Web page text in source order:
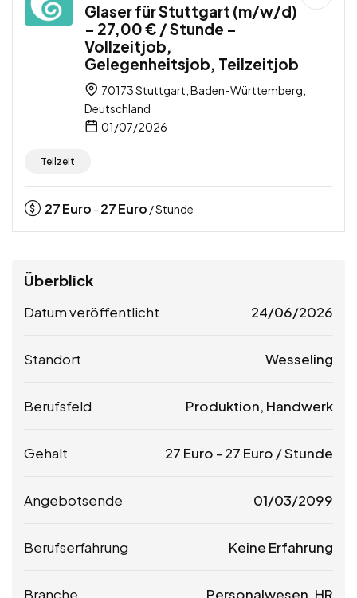
Glaser für Stuttgart (m/w/d)
– 27,00 € / Stunde –
Vollzeitjob,
Gelegenheitsjob, Teilzeitjob
70173 Stuttgart, Baden-Württemberg,
Deutschland
01/07/2026
Teilzeit
27Euro - 27Euro / Stunde
Überblick
Datum veröffentlicht 24/06/2026
Standort Wesseling
Berufsfeld Produktion, Handwerk
Gehalt 27 Euro - 27 Euro / Stunde
Angebotsende 01/03/2099
Berufserfahrung Keine Erfahrung
Branche Personalwesen, HR